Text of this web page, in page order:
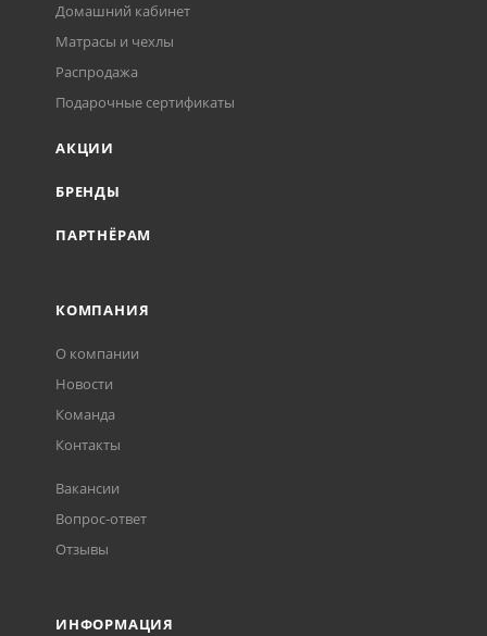
Домашний кабинет
Матрасы и чехлы
Распродажа
Подарочные сертификаты
АКЦИИ
БРЕНДЫ
ПАРТНЁРАМ
КОМПАНИЯ
О компании
Новости
Команда
Контакты
Вакансии
Вопрос-ответ
Отзывы
ИНФОРМАЦИЯ